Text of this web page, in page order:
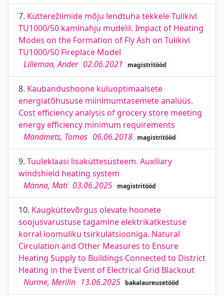
7. Kütterežiimide mõju lendtuha tekkele Tulikivi
TU1000/50 kaminahju mudelil. Impact of Heating
Modes on the Formation of Fly Ash on Tulikivi
TU1000/50 Fireplace Model
Lillemaa, Ander 02.06.2021 magistritööd
8. Kaubandushoone kuluoptimaalsete
energiatõhususe miinimumtasemete analüüs.
Cost efficiency analysis of grocery store meeting
energy efficiency minimum requirements
Mändmets, Tomas 06.06.2018 magistritööd
9. Tuuleklaasi lisaküttesüsteem. Auxiliary
windshield heating system
Männa, Mati 03.06.2025 magistritööd
10. Kaugküttevõrgus olevate hoonete
soojusvarustuse tagamine elektrikatkestuse
korral loomuliku tsirkulatsiooniga. Natural
Circulation and Other Measures to Ensure
Heating Supply to Buildings Connected to District
Heating in the Event of Electrical Grid Blackout
Nurme, Merilin 13.06.2025 bakalaureusetööd